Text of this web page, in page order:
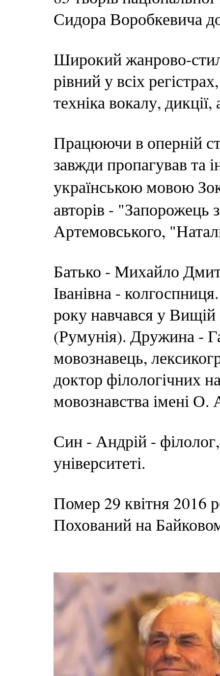
Сидора Воробкевича
Широкий жанрово-
рівний у всіх
техніка вокалу, дикції,
Працюючи в оперній
завжди пропагував та
українською мовою
авторів -
Артемовського,
Батько - Михайло
Іванівна -
року навчався у
(Румунія). Дружина -
мовознавець,
доктор філологічних
мовознавства імені
Син - Андрій -
університеті.
Помер 29 квітня 2016
Похований на